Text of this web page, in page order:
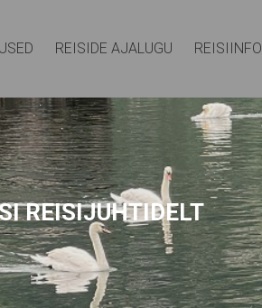
REISIDE AJALUGU REISIINFO
REISIJUHTIDELT